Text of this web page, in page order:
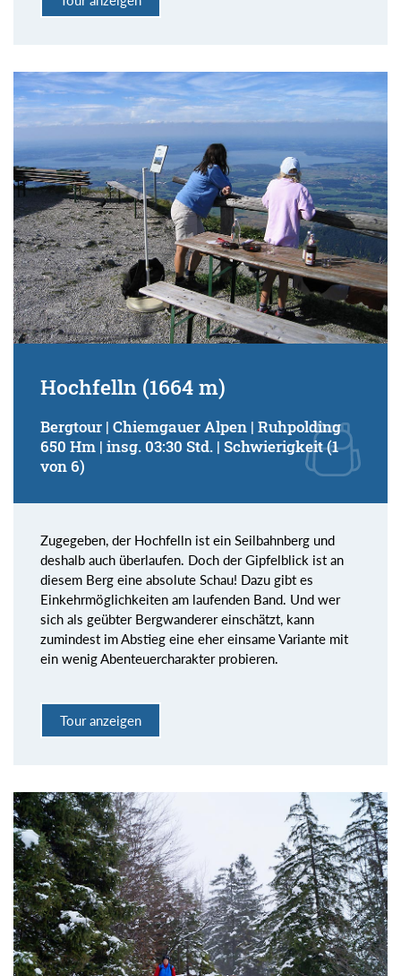
Hochfelln (1664 m)
Bergtour | Chiemgauer Alpen | Ruhpolding
650 Hm | insg. 03:30 Std. | Schwierigkeit (1
von 6)
Zugegeben, der Hochfelln ist ein Seilbahnberg und
deshalb auch überlaufen. Doch der Gipfelblick ist an
diesem Berg eine absolute Schau! Dazu gibt es
Einkehrmöglichkeiten am laufenden Band. Und wer
sich als geübter Bergwanderer einschätzt, kann
zumindest im Abstieg eine eher einsame Variante mit
ein wenig Abenteuercharakter probieren.
Tour anzeigen